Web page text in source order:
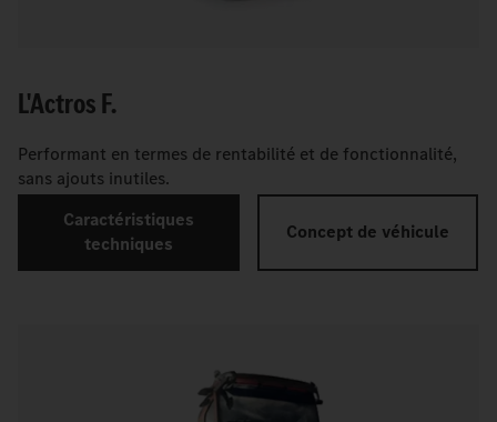
L'Actros F.
Performant en termes de rentabilité et de fonctionnalité,
sans ajouts inutiles.
Caractéristiques
techniques
Concept de véhicule